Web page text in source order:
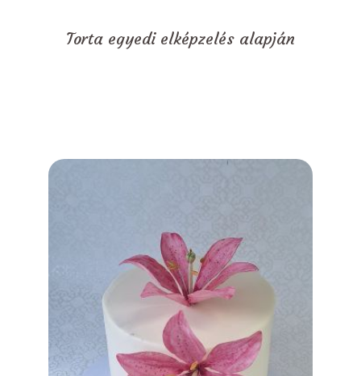
Torta egyedi elképzelés alapján